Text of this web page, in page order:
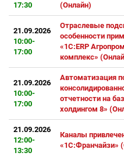
17:30
(Онлайн)
21.09.2026
10:00-
17:00
Отраслевые
особенности
«1С:ERP
комплекс»
21.09.2026
10:00-
17:00
Автоматизация
отчетности на
холдингом 8»
21.09.2026
12:00-
13:30
Каналы
«1С:Франчайзи»